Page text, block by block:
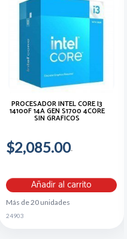
PROCESADOR INTEL CORE I3
14100F 14A GEN S1700 4CORE
SIN GRAFICOS
$2,085.00
Añadir al carrito
Más de 20 unidades
24903